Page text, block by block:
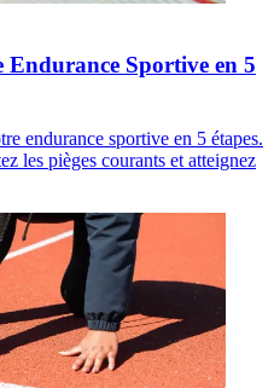
Sportive en 5
endurance sportive en 5 étapes.
les pièges courants et atteignez